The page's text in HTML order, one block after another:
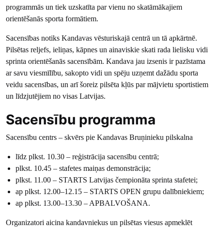
programmās un tiek uzskatīta par vienu no skatāmākajiem
orientēšanās sporta formātiem.
Sacensības notiks Kandavas vēsturiskajā centrā un tā apkārtnē.
Pilsētas reljefs, ieliņas, kāpnes un ainaviskie skati rada lielisku vidi
sprinta orientēšanās sacensībām. Kandava jau izsenis ir pazīstama
ar savu viesmīlību, sakopto vidi un spēju uzņemt dažādu sporta
veidu sacensības, un arī šoreiz pilsēta kļūs par mājvietu sportistiem
un līdzjutējiem no visas Latvijas.
Sacensību programma
Sacensību centrs – skvērs pie Kandavas Bruņinieku pilskalna
līdz plkst. 10.30 – reģistrācija sacensību centrā;
plkst. 10.45 – stafetes maiņas demonstrācija;
plkst. 11.00 – STARTS Latvijas čempionāta sprinta stafetei;
ap plkst. 12.00–12.15 – STARTS OPEN grupu dalībniekiem;
ap plkst. 13.00–13.30 – APBALVOŠANA.
Organizatori aicina kandavniekus un pilsētas viesus apmeklēt